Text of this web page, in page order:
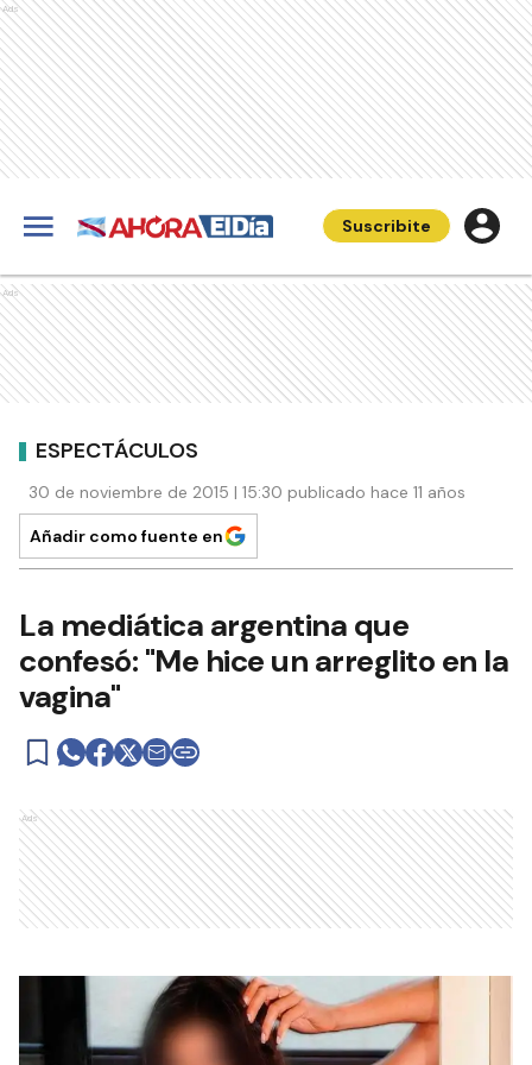
Ads
Suscribite
Ads
ESPECTÁCULOS
30 de noviembre de 2015 | 15:30 publicado hace 11 años
Añadir como fuente en
La mediática argentina que
confesó: "Me hice un arreglito en la
vagina"
Ads